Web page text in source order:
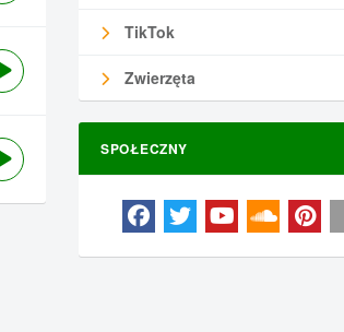
TikTok
Zwierzęta
SPOŁECZNY